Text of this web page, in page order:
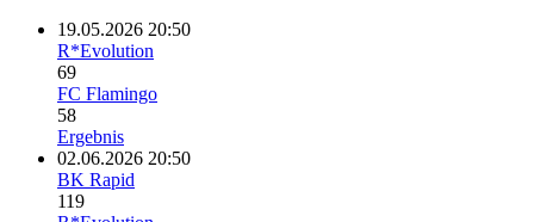
19.05.2026 20:50
R*Evolution
69
FC Flamingo
58
Ergebnis
02.06.2026 20:50
BK Rapid
119